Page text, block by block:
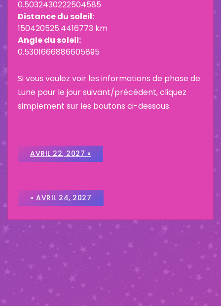
0.5032430222504585
Distance du soleil:
150420525.4416773 km
Angle du soleil:
0.5301666886605895
Si vous voulez voir les informations de phase de
Lune pour le jour suivant/précédent, cliquez
simplement sur les boutons ci-dessous.
AVRIL 22, 2027 «
» AVRIL 24, 2027